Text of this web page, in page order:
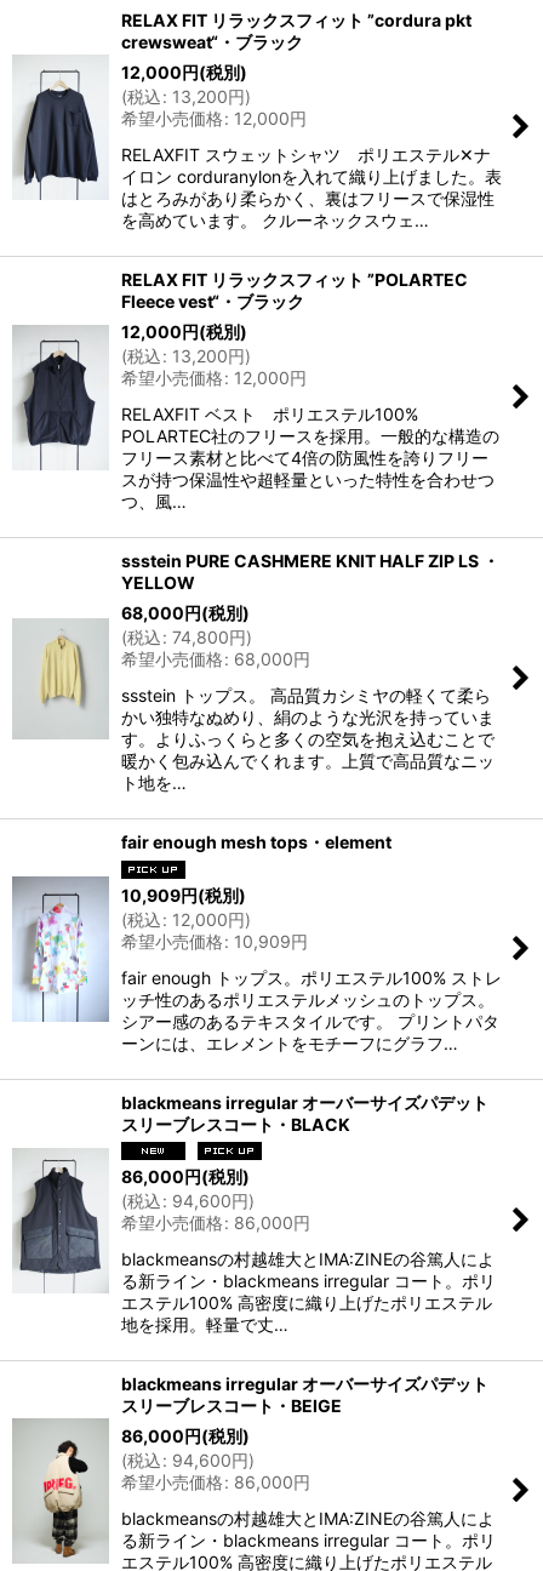
RELAX FIT リラックスフィット ”cordura pkt
crewsweat“・ブラック
12,000円(税別)
(税込: 13,200円)
希望小売価格: 12,000円
RELAXFIT スウェットシャツ ポリエステル✕ナ
イロン corduranylonを入れて織り上げました。表
はとろみがあり柔らかく、裏はフリースで保湿性
を高めています。 クルーネックスウェ…
RELAX FIT リラックスフィット ”POLARTEC
Fleece vest“・ブラック
12,000円(税別)
(税込: 13,200円)
希望小売価格: 12,000円
RELAXFIT ベスト ポリエステル100%
POLARTEC社のフリースを採用。一般的な構造の
フリース素材と比べて4倍の防風性を誇りフリー
スが持つ保温性や超軽量といった特性を合わせつ
つ、風…
ssstein PURE CASHMERE KNIT HALF ZIP LS ・
YELLOW
68,000円(税別)
(税込: 74,800円)
希望小売価格: 68,000円
ssstein トップス。 高品質カシミヤの軽くて柔ら
かい独特なぬめり、絹のような光沢を持っていま
す。よりふっくらと多くの空気を抱え込むことで
暖かく包み込んでくれます。上質で高品質なニッ
ト地を…
fair enough mesh tops・element
10,909円(税別)
(税込: 12,000円)
希望小売価格: 10,909円
fair enough トップス。ポリエステル100% ストレ
ッチ性のあるポリエステルメッシュのトップス。
シアー感のあるテキスタイルです。 プリントパタ
ーンには、エレメントをモチーフにグラフ…
blackmeans irregular オーバーサイズパデット
スリーブレスコート・BLACK
86,000円(税別)
(税込: 94,600円)
希望小売価格: 86,000円
blackmeansの村越雄大とIMA:ZINEの谷篤人によ
る新ライン・blackmeans irregular コート。ポリ
エステル100% 高密度に織り上げたポリエステル
地を採用。軽量で丈…
blackmeans irregular オーバーサイズパデット
スリーブレスコート・BEIGE
86,000円(税別)
(税込: 94,600円)
希望小売価格: 86,000円
blackmeansの村越雄大とIMA:ZINEの谷篤人によ
る新ライン・blackmeans irregular コート。ポリ
エステル100% 高密度に織り上げたポリエステル